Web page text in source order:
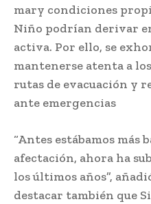
mary condiciones
Niño podrían derivar
activa. Por ello, se
mantenerse atenta a
rutas de evacuación y
ante emergencias
“Antes estábamos más
afectación, ahora ha
los últimos años”,
destacar también que